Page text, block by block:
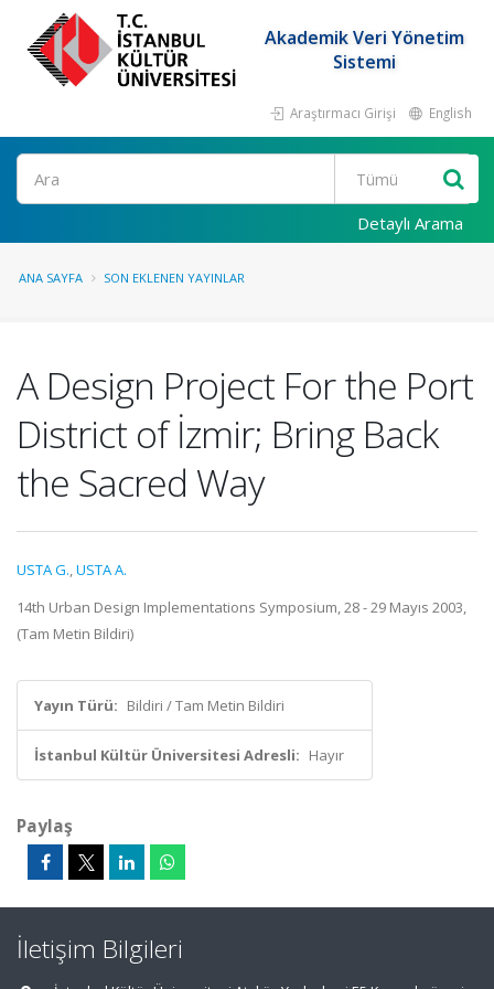
Akademik Veri Yönetim
Sistemi
Araştırmacı Girişi English
Ara
Detaylı Arama
ANA SAYFA SON EKLENEN YAYINLAR
A Design Project For the Port
District of İzmir; Bring Back
the Sacred Way
USTA G.,USTA A.
14th Urban Design Implementations Symposium, 28 - 29 Mayıs 2003,
(Tam Metin Bildiri)
Yayın Türü: Bildiri / Tam Metin Bildiri
İstanbul Kültür Üniversitesi Adresli: Hayır
Paylaş
İletişim Bilgileri